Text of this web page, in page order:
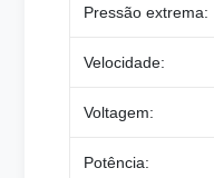
Pressão extrema:
Velocidade:
Voltagem:
Potência: